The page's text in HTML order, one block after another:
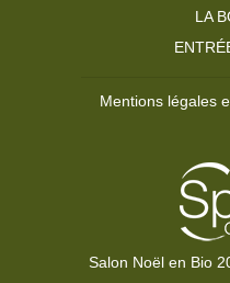
LA
Mentions légales
Salon Noël en Bio